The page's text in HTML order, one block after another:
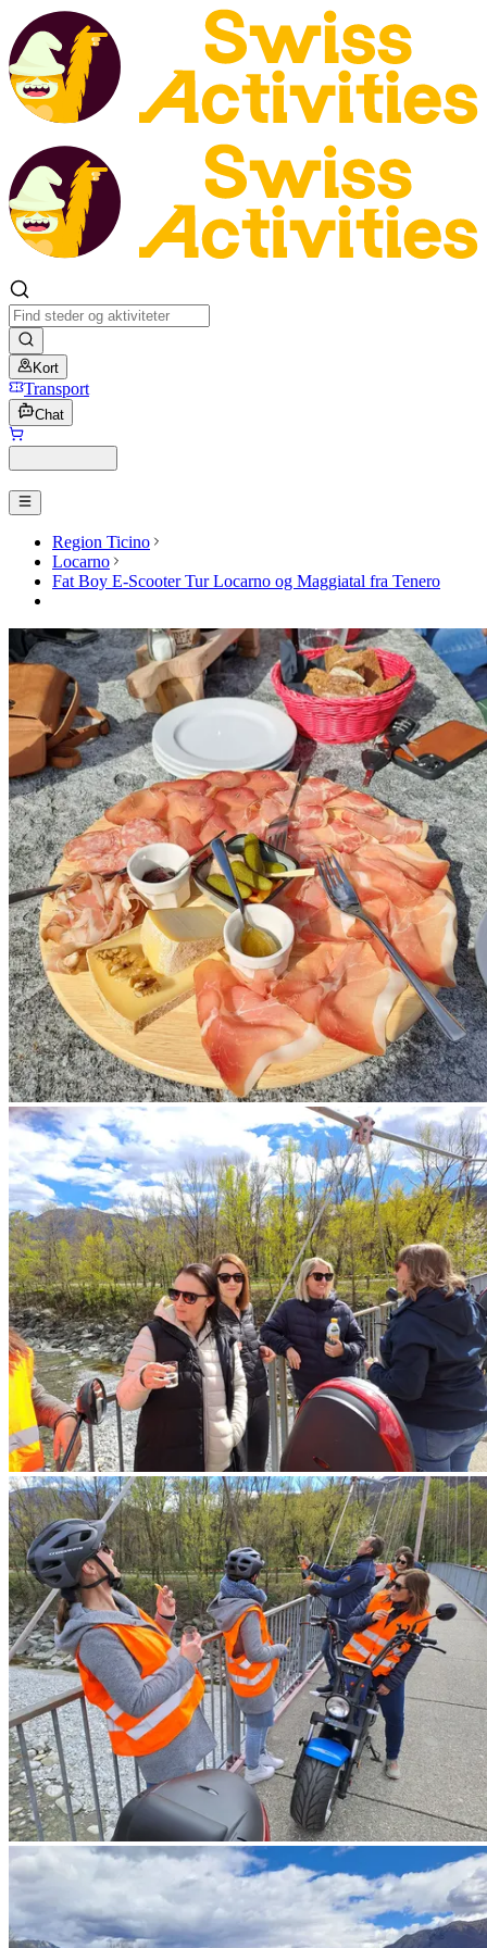
Kort
Transport
Chat
Region Ticino
Locarno
Fat Boy E-Scooter Tur Locarno og Maggiatal fra Tenero